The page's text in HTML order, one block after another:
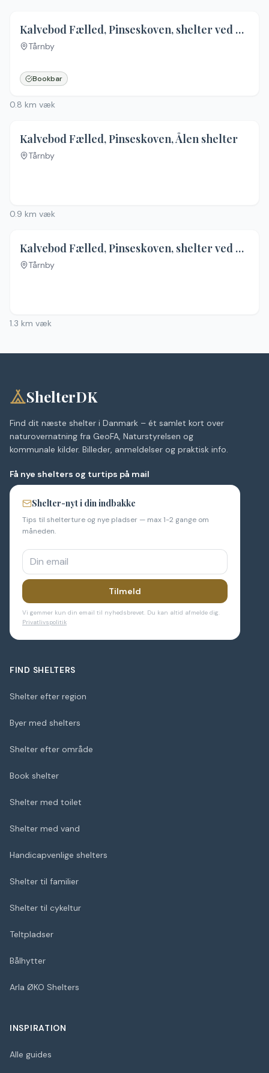
Kalvebod Fælled, Pinseskoven, shelter ved Kanalvej
Tårnby
Bookbar
0.8 km væk
Kalvebod Fælled, Pinseskoven, Ålen shelter
Tårnby
0.9 km væk
Kalvebod Fælled, Pinseskoven, shelter ved Ellevehøjevej
Tårnby
1.3 km væk
ShelterDK
Find dit næste shelter i Danmark – ét samlet kort over
naturovernatning fra GeoFA, Naturstyrelsen og
kommunale kilder. Billeder, anmeldelser og praktisk info.
Få nye shelters og turtips på mail
Shelter-nyt i din indbakke
Tips til shelterture og nye pladser — max 1-2 gange om
måneden.
Tilmeld
Vi gemmer kun din email til nyhedsbrevet. Du kan altid afmelde dig.
Privatlivspolitik
FIND SHELTERS
Shelter efter region
Byer med shelters
Shelter efter område
Book shelter
Shelter med toilet
Shelter med vand
Handicapvenlige shelters
Shelter til familier
Shelter til cykeltur
Teltpladser
Bålhytter
Arla ØKO Shelters
INSPIRATION
Alle guides